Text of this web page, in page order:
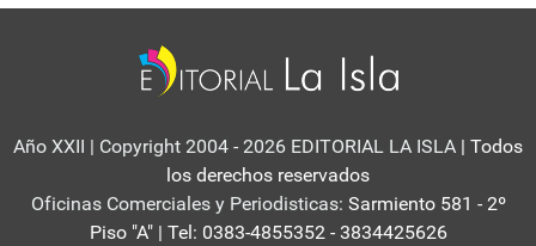
Año XXII | Copyright 2004 - 2026 EDITORIAL LA ISLA | Todos
los derechos reservados
Oficinas Comerciales y Periodisticas: Sarmiento 581 - 2º
Piso "A" | Tel: 0383-4855352 - 3834425626